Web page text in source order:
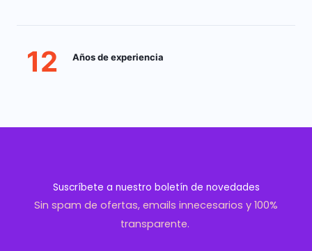
12 Años de experiencia
Suscríbete a nuestro boletín de novedades
Sin spam de ofertas, emails innecesarios y 100%
transparente.